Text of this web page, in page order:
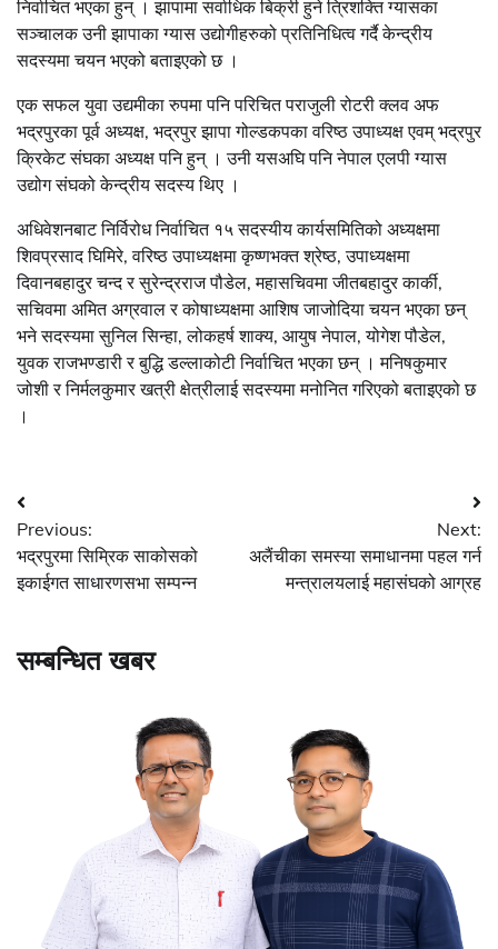
निर्वाचित भएका हुन् । झापामा सर्वाधिक बिक्री हुने त्रिशक्ति ग्यासका
सञ्चालक उनी झापाका ग्यास उद्योगीहरुको प्रतिनिधित्व गर्दै केन्द्रीय
सदस्यमा चयन भएको बताइएको छ ।
एक सफल युवा उद्यमीका रुपमा पनि परिचित पराजुली रोटरी क्लव अफ
भद्रपुरका पूर्व अध्यक्ष, भद्रपुर झापा गोल्डकपका वरिष्ठ उपाध्यक्ष एवम् भद्रपुर
क्रिकेट संघका अध्यक्ष पनि हुन् । उनी यसअघि पनि नेपाल एलपी ग्यास
उद्योग संघको केन्द्रीय सदस्य थिए ।
अधिवेशनबाट निर्विरोध निर्वाचित १५ सदस्यीय कार्यसमितिको अध्यक्षमा
शिवप्रसाद घिमिरे, वरिष्ठ उपाध्यक्षमा कृष्णभक्त श्रेष्ठ, उपाध्यक्षमा
दिवानबहादुर चन्द र सुरेन्द्रराज पौडेल, महासचिवमा जीतबहादुर कार्की,
सचिवमा अमित अग्रवाल र कोषाध्यक्षमा आशिष जाजोदिया चयन भएका छन्
भने सदस्यमा सुनिल सिन्हा, लोकहर्ष शाक्य, आयुष नेपाल, योगेश पौडेल,
युवक राजभण्डारी र बुद्धि डल्लाकोटी निर्वाचित भएका छन् । मनिषकुमार
जोशी र निर्मलकुमार खत्री क्षेत्रीलाई सदस्यमा मनोनित गरिएको बताइएको छ
।
Post
navigation
Previous:
भद्रपुरमा सिम्रिक साकोसको
इकाईगत साधारणसभा सम्पन्न
Next:
अलैंचीका समस्या समाधानमा पहल गर्न
मन्त्रालयलाई महासंघको आग्रह
सम्बन्धित खबर